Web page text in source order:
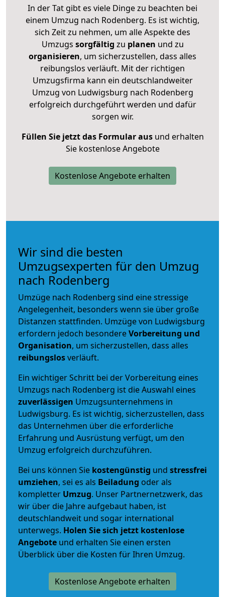
In der Tat gibt es viele Dinge zu beachten bei
einem Umzug nach Rodenberg. Es ist wichtig,
sich Zeit zu nehmen, um alle Aspekte des
Umzugs sorgfältig zu planen und zu
organisieren, um sicherzustellen, dass alles
reibungslos verläuft. Mit der richtigen
Umzugsfirma kann ein deutschlandweiter
Umzug von Ludwigsburg nach Rodenberg
erfolgreich durchgeführt werden und dafür
sorgen wir.
Füllen Sie jetzt das Formular ausund erhalten
Sie kostenlose Angebote
Kostenlose Angebote erhalten
Wir sind die besten
Umzugsexperten für den Umzug
nach Rodenberg
Umzüge nach Rodenberg sind eine stressige
Angelegenheit, besonders wenn sie über große
Distanzen stattfinden. Umzüge von Ludwigsburg
erfordern jedoch besondereVorbereitung und
Organisation, um sicherzustellen, dass alles
reibungslosverläuft.
Ein wichtiger Schritt bei der Vorbereitung eines
Umzugs nach Rodenberg ist die Auswahl eines
zuverlässigen Umzugsunternehmens in
Ludwigsburg. Es ist wichtig, sicherzustellen, dass
das Unternehmen über die erforderliche
Erfahrung und Ausrüstung verfügt, um den
Umzug erfolgreich durchzuführen.
Bei uns können Sie kostengünstig und stressfrei
umziehen, sei es als Beiladung oder als
kompletter Umzug. Unser Partnernetzwerk, das
wir über die Jahre aufgebaut haben, ist
deutschlandweit und sogar international
unterwegs. Holen Sie sich jetzt kostenlose
Angebote und erhalten Sie einen ersten
Überblick über die Kosten für Ihren Umzug.
Kostenlose Angebote erhalten